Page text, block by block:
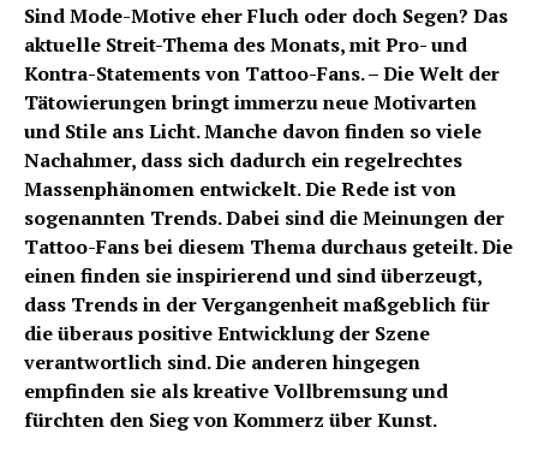
Sind Mode-Motive eher Fluch oder doch Segen? Das
aktuelle Streit-Thema des Monats, mit Pro- und
Kontra-Statements von Tattoo-Fans. – Die Welt der
Tätowierungen bringt immerzu neue Motiv­arten
und Stile ans Licht. Manche davon finden so viele
Nachahmer, dass sich dadurch ein regelrechtes
Massenphänomen entwickelt. Die Rede ist von
sogenannten Trends. Dabei sind die Meinungen der
Tattoo-Fans bei diesem Thema durchaus geteilt. Die
einen finden sie inspirierend und sind überzeugt,
dass Trends in der Vergangenheit maßgeblich für
die überaus positive Entwicklung der Szene
verantwortlich sind. Die anderen hingegen
empfinden sie als kreative Vollbremsung und
fürchten den Sieg von Kommerz über Kunst.